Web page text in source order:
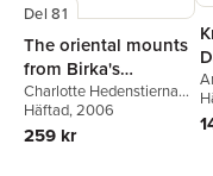
Del 81
The oriental mounts
from Birka's
Garrison : an
expression of
warrior rank and
Charlotte Hedenstierna
Jonson,Lena Holmquist
Olausson
Häftad, 2006
259 kr